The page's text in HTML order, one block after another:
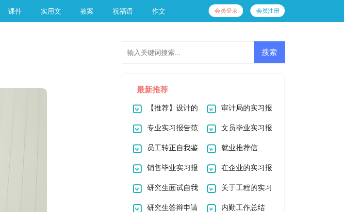
课件 实用文 教案 祝福语 作文 会员登录 会员注册
最新推荐
【推荐】设计的
实习报告汇总8篇
审计局的实习报
告
专业实习报告范
文集合7篇
文员毕业实习报
告
员工转正自我鉴
定(15篇)
就业推荐信
销售毕业实习报
告
在企业的实习报
告范文合集五篇
研究生面试自我
介绍
关于工程的实习
报告合集8篇
研究生答辩申请 内勤工作总结